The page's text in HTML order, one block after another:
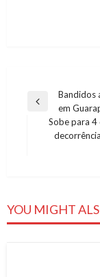
Navegação
Post
Previous
Bandidos
em
Next
Sobe para 4
YOU MIGHT